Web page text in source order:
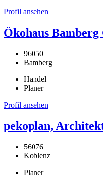
Profil ansehen
Ökohaus
96050
Bamberg
Handel
Planer
Profil ansehen
pekoplan,
56076
Koblenz
Planer